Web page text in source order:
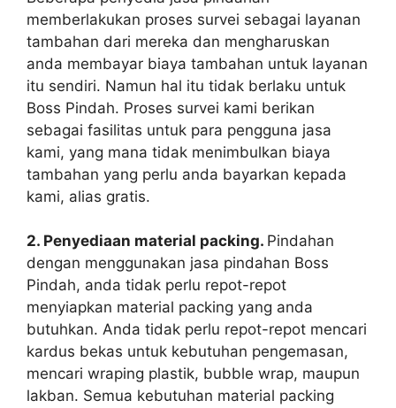
memberlakukan proses survei sebagai layanan
tambahan dari mereka dan mengharuskan
anda membayar biaya tambahan untuk layanan
itu sendiri. Namun hal itu tidak berlaku untuk
Boss Pindah. Proses survei kami berikan
sebagai fasilitas untuk para pengguna jasa
kami, yang mana tidak menimbulkan biaya
tambahan yang perlu anda bayarkan kepada
kami, alias gratis.
2. Penyediaan material packing. Pindahan
dengan menggunakan jasa pindahan Boss
Pindah, anda tidak perlu repot-repot
menyiapkan material packing yang anda
butuhkan. Anda tidak perlu repot-repot mencari
kardus bekas untuk kebutuhan pengemasan,
mencari wraping plastik, bubble wrap, maupun
lakban. Semua kebutuhan material packing